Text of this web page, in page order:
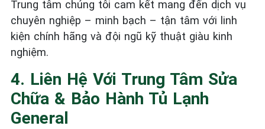
Trung tâm chúng tôi cam kết mang đến dịch vụ
chuyên nghiệp – minh bạch – tận tâm với linh
kiện chính hãng và đội ngũ kỹ thuật giàu kinh
nghiệm.
4. Liên Hệ Với Trung Tâm Sửa
Chữa & Bảo Hành Tủ Lạnh
General